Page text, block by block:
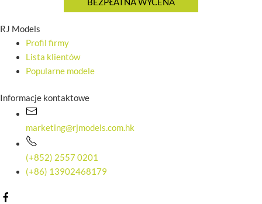
RJ Models
Profil firmy
Lista klientów
Popularne modele
Informacje kontaktowe
marketing@rjmodels.com.hk
(+852) 2557 0201
(+86) 13902468179